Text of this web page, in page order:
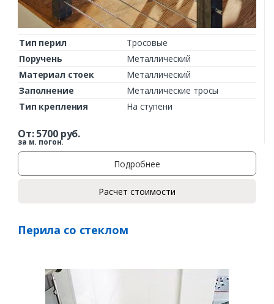
Тип перил
Тросовые
Поручень
Металлический
Материал стоек
Металлический
Заполнение
Металлические тросы
Тип крепления
На ступени
От:5700руб.
за м. погон.
Подробнее
Расчет стоимости
Перила со стеклом